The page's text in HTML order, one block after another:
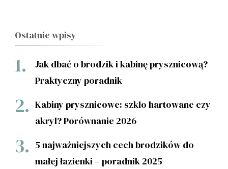
Ostatnie wpisy
Jak dbać o brodzik i kabinę prysznicową?
Praktyczny poradnik
Kabiny prysznicowe: szkło hartowane czy
akryl? Porównanie 2026
5 najważniejszych cech brodzików do
małej łazienki – poradnik 2025